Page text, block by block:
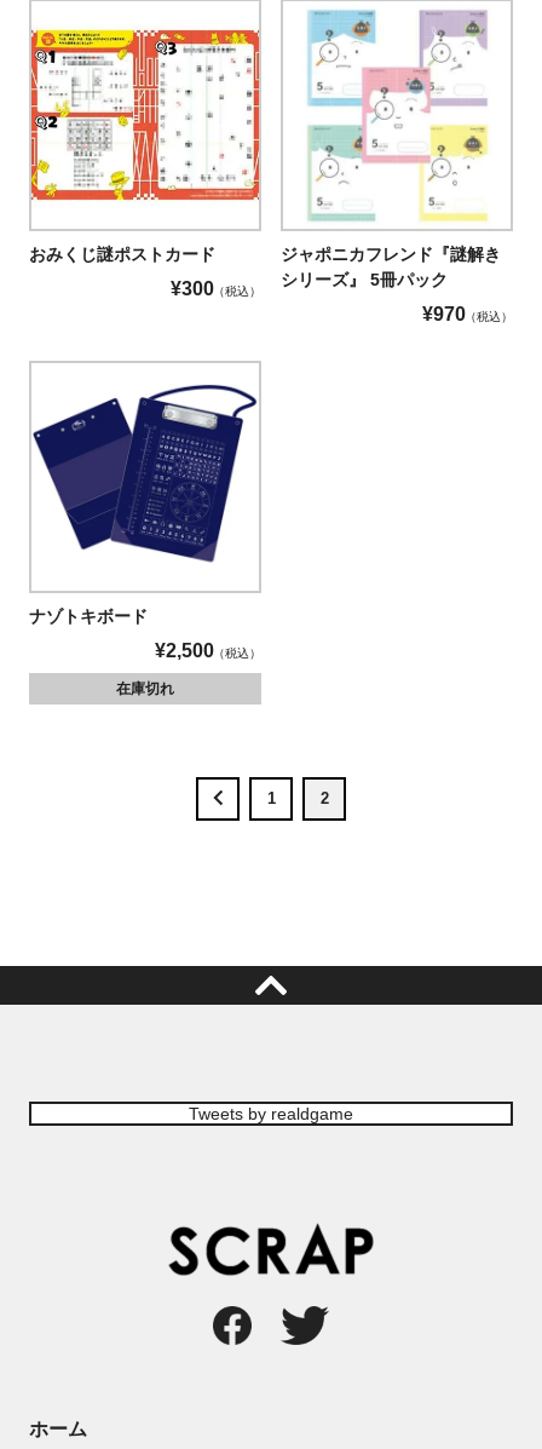
おみくじ謎ポストカード
¥300 税込
ジャポニカフレンド『謎解き
シリーズ』 5冊パック
¥970 税込
ナゾトキボード
¥2,500 税込
在庫切れ
1 2
Tweets by realdgame
ホーム